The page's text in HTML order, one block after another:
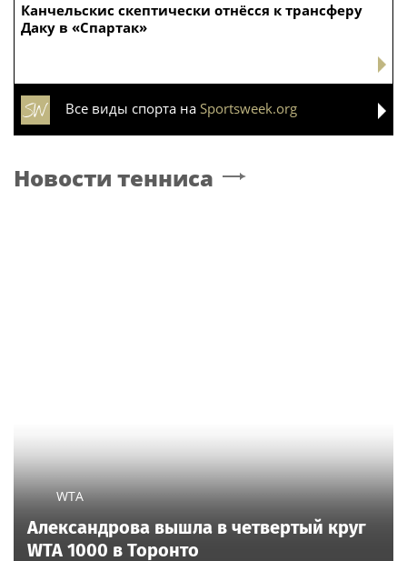
Канчельскис скептически отнёсся к трансферу
Даку в «Спартак»
Все виды спорта на Sportsweek.org
Новости тенниса
WTA
Александрова вышла в четвертый круг
WTA 1000 в Торонто